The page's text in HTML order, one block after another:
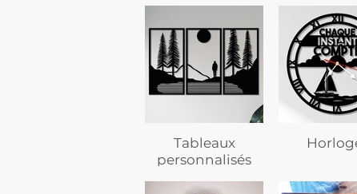
Tableaux
personnalisés